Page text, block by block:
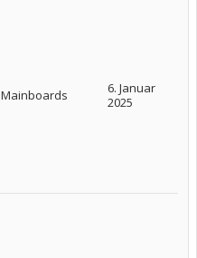
Mainboards
6. Januar
2025